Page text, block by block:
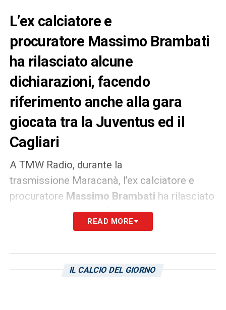
L’ex calciatore e
procuratore Massimo Brambati
ha rilasciato alcune
dichiarazioni, facendo
riferimento anche alla gara
giocata tra la Juventus ed il
Cagliari
A TMW Radio, durante la
trasmissione Maracanà, l’ex calciatore e
procuratore Massimo Brambati ha rilasciato
alcune dichiarazioni, facendo riferimento
anche alla gara giocata tra la
Juventus
DIFFICOLTA ‘ – «Alla Juve ogni mezzo
READ MORE
IL CALCIO DEL GIORNO